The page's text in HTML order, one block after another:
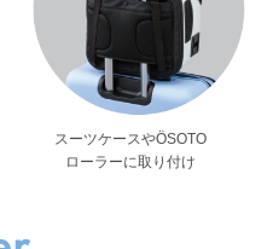
スーツケースやÖSOTO
ローラーに取り付け